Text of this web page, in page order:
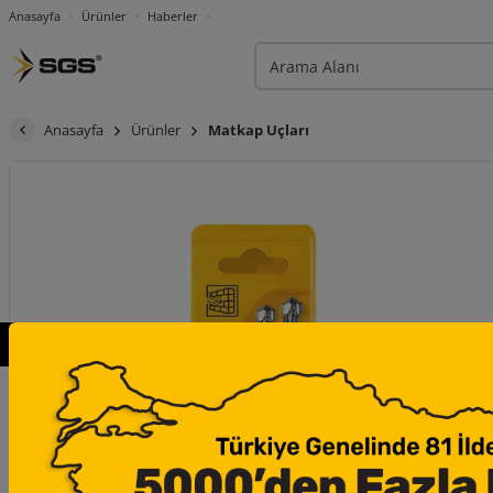
Anasayfa Ürünler Haberler
Anasayfa Ürünler Matkap Uçları